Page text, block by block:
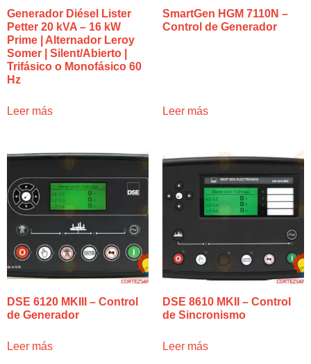
Generador Diésel Lister
Petter 20 kVA – 16 kW
Prime | Alternador Leroy
Somer | Silent/Abierto |
Trifásico o Monofásico 60
Hz
Leer más
SmartGen HGM 7110N –
Control de Generador
Leer más
DSE 6120 MKIII – Control
de Generador
Leer más
DSE 8610 MKII – Control
de Sincronismo
Leer más